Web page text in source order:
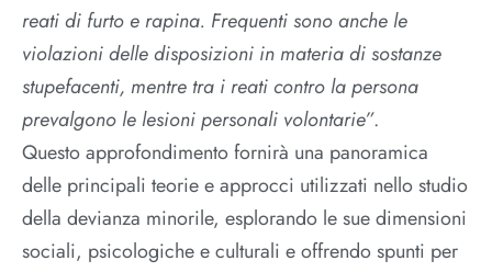
reati di furto e rapina. Frequenti sono anche le
violazioni delle disposizioni in materia di sostanze
stupefacenti, mentre tra i reati contro la persona
prevalgono le lesioni personali volontarie”.
Questo approfondimento fornirà una panoramica
delle principali teorie e approcci utilizzati nello studio
della devianza minorile, esplorando le sue dimensioni
sociali, psicologiche e culturali e offrendo spunti per